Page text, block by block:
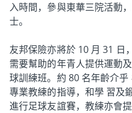
入時間，參與東華三院活動
士。
友邦保險亦將於 10 月 31 日
需要幫助的年青人提供運動
球訓練班。約 80 名年齡介
專業教練的指導，和學 習及
進行足球友誼賽，教練亦會